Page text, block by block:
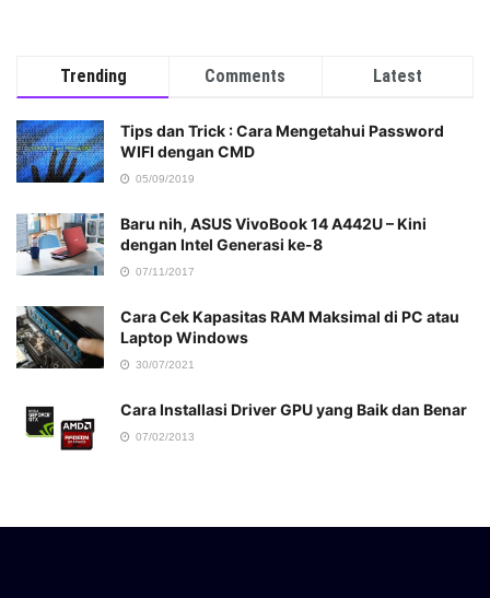
Trending Comments Latest
Tips dan Trick : Cara Mengetahui Password
WIFI dengan CMD
05/09/2019
Baru nih, ASUS VivoBook 14 A442U – Kini
dengan Intel Generasi ke-8
07/11/2017
Cara Cek Kapasitas RAM Maksimal di PC atau
Laptop Windows
30/07/2021
Cara Installasi Driver GPU yang Baik dan Benar
07/02/2013